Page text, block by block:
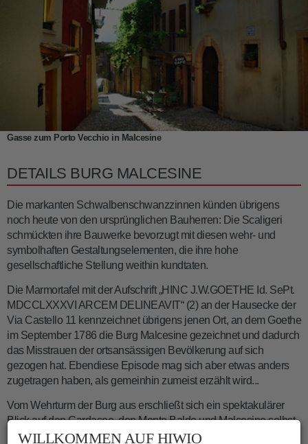
Gasse zum Porto Vecchio in Malcesine
DETAILS BURG MALCESINE
Die markanten Schwalbenschwanzzinnen künden übrigens
noch heute von den ursprünglichen Bauherren: Die Scaligeri
schmückten ihre Bauwerke bevorzugt mit diesen wehr- und
symbolhaften Gestaltungselementen, die ihre hohe
gesellschaftliche Stellung weithin kundtaten.
Die Marmortafel mit der Aufschrift „HINC J.W.GOETHE Id. SePt.
MDCCLXXXVI ARCEM DELINEAVIT“ (2) an der Hausecke der
Via Castello 11 kennzeichnet übrigens jenen Ort, an dem Goethe
im September 1786 die Burg Malcesine gezeichnet und dadurch
das Misstrauen der ortsansässigen Bevölkerung auf sich
gezogen hat. Ebendiese Episode mag sich aber etwas anders
zugetragen haben, als gemeinhin zumeist erzählt wird...
Vom Wehrturm der Burg aus erschließt sich ein spektakulärer
Blick auf den Gardasee, den Monte Baldo und Malcesine selbst.
Besonders von hier oben wird ersichtlich, wie dicht an dicht sich
WILLKOMMEN AUF HIWIO